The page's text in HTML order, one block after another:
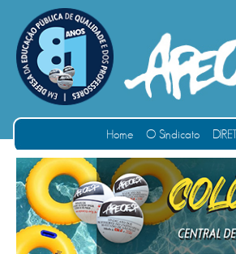
Home O Sindicato